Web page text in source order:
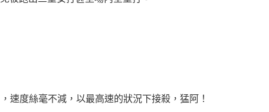
速度絲毫不減，以最高速的狀況下接殺，猛阿！